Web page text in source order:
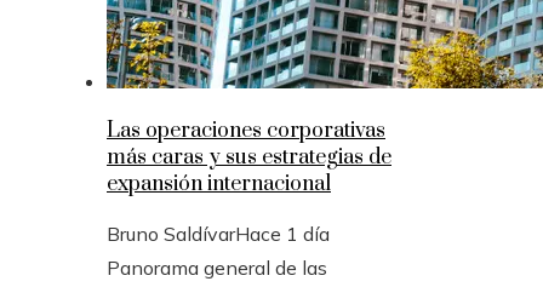
Las operaciones corporativas
más caras y sus estrategias de
expansión internacional
Bruno SaldívarHace 1 día
Panorama general de las